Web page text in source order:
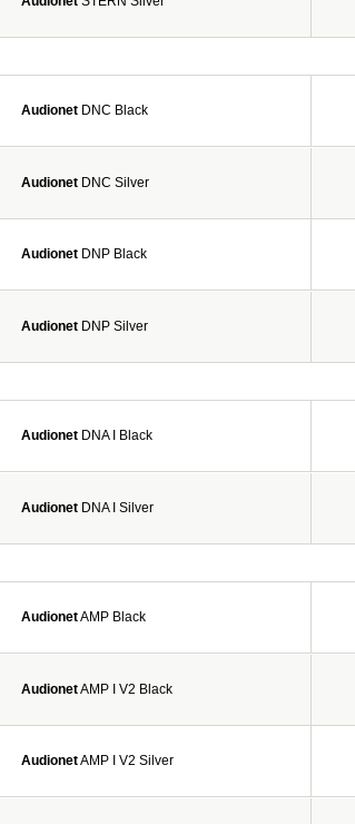
Audionet DNC Black
Audionet DNC Silver
Audionet DNP Black
Audionet DNP Silver
Audionet DNA I Black
Audionet DNA I Silver
AudionetAMP Black
AudionetAMP I V2 Black
AudionetAMP I V2 Silver